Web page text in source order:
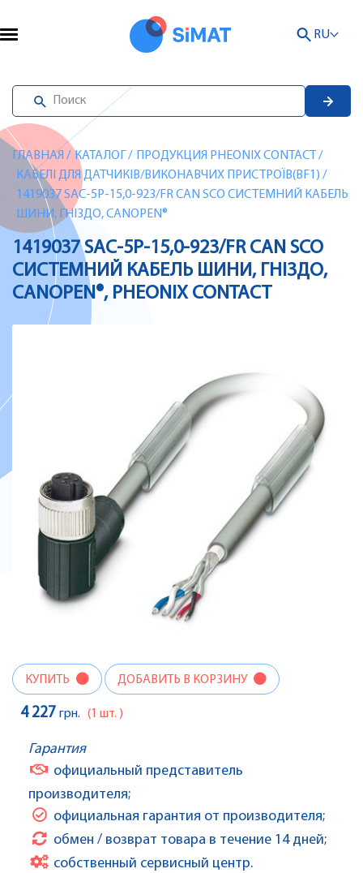
RU
ГЛАВНАЯ / КАТАЛОГ / ПРОДУКЦИЯ PHEONIX CONTACT /
КАБЕЛІ ДЛЯ ДАТЧИКІВ/ВИКОНАВЧИХ ПРИСТРОЇВ(BF1) /
1419037 SAC-5P-15,0-923/FR CAN SCO СИСТЕМНИЙ КАБЕЛЬ
ШИНИ, ГНІЗДО, CANOPEN®
1419037 SAC-5P-15,0-923/FR CAN SCO
СИСТЕМНИЙ КАБЕЛЬ ШИНИ, ГНІЗДО,
CANOPEN®, PHEONIX CONTACT
КУПИТЬ ДОБАВИТЬ В КОРЗИНУ
4 227 грн. (1 шт. )
Гарантия
официальный представитель
производителя;
официальная гарантия от производителя;
обмен / возврат товара в течение 14 дней;
собственный сервисный центр.